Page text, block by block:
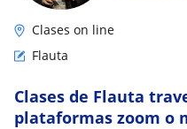
Clases on line
Flauta
Clases de Flauta
plataformas zoom o